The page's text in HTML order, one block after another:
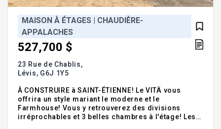
MAISON À ÉTAGES | CHAUDIÈRE-
APPALACHES
527,700 $
23 Rue de Chablis,
Lévis, G6J 1Y5
À CONSTRUIRE à SAINT-ÉTIENNE! Le VITÄ vous
offrira un style mariant le moderne et le
Farmhouse! Vous y retrouverez des divisions
irréprochables et 3 belles chambres à l'étage! Les